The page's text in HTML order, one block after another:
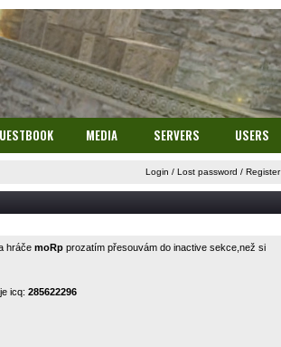
MEDIA SERVERS USERS
Login / Lost password / Register
hráče moRpprozatím přesouvám do inactive sekce,než si
icq: 285622296